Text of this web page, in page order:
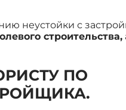
неустойки с
строительства,
ПО